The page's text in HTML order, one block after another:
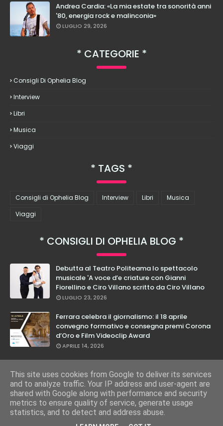
Andrea Cardia: «La mia estate tra sonorità anni
'80, energia rock e malinconia»
LUGLIO 29, 2026
CATEGORIE
Consigli Di Ophelia Blog
Interview
Libri
Musica
Viaggi
TAGS
Consigli di Ophelia Blog Interview Libri
Musica
Viaggi
CONSIGLI DI OPHELIA BLOG
Debutta al Teatro Politeama lo spettacolo
musicale 'A voce d’e criature con Gianni
Fiorellino e Ciro Villano scritto da Ciro Villano
LUGLIO 23, 2026
Ferrara celebra il giornalismo: il 18 aprile
convegno formativo e consegna premi Corona
d’Oro e Film Videoclip Award
APRILE 14, 2026
con il suo nuovo spettacolo "E Loro Lo Sanno"
FEBBRAIO 17, 2026
COPYRIGHT ©2026 OPHELIA BLOG
This site uses cookies from Google to deliver its services
and to analyze traffic. Your IP address and user-agent are
shared with Google along with performance and security
metrics to ensure quality of service, generate usage
statistics, and to detect and address abuse.